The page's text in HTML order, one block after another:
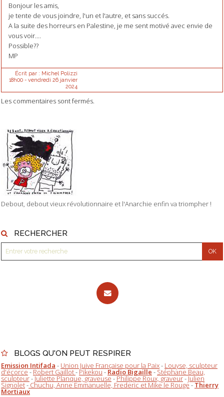
Debout, debout vieux révolutionnaire et l'Anarchie enfin va triompher !
RECHERCHER
BLOGS QU'ON PEUT RESPIRER
Emission Intifada - Union Juive Française pour la Paix- Louyse, sculpteur
d'écorce-Robert Gaillot-Pikekou-Radio Bigaille-Stéphane Beau,
sculpteur-Juliette Planque, graveuse-Philippe Roux, graveur-Julien
Signolet-Chuchu, Anne Emmanuelle, Frederic et Mike le Rouge-Thierry
Mortiaux
Bonjour les amis,
je tente de vous joindre, l'un et l'autre, et sans succés.
A la suite des horreurs en Palestine, je me sent motivé avec envie de
vous voir....
Possible??
MP
Écrit par : Michel Polizzi
18h00- vendredi 26 janvier
2024
Les commentaires sont fermés.